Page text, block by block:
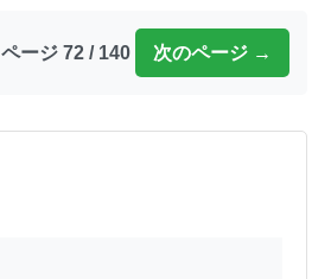
ページ 72 / 140 次のページ →